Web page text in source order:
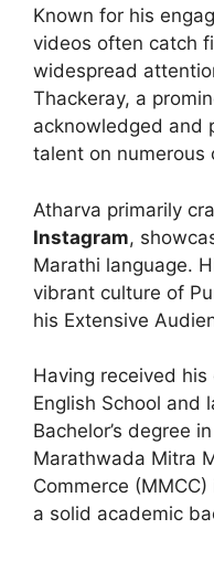
Known for his
videos often catch
widespread
Thackeray, a
acknowledged and
talent on numerous
Atharva primarily
Instagram,
Marathi language.
vibrant culture of
his Extensive
Having received
English School and
Bachelor’s degree
Marathwada Mitra
Commerce
a solid academic